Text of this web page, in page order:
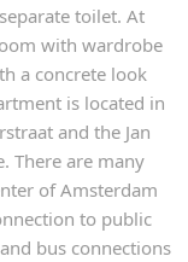
toilet. At
with wardrobe
a concrete look
is located in
and the Jan
There are many
of Amsterdam
to public
bus connections